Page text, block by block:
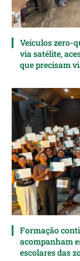
Veículos zero-
via satélite,
que precisam
Formação
acompanham
escolares das